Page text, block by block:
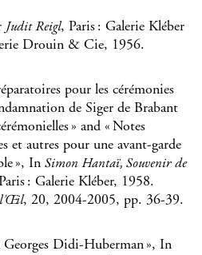
Judit Reigl, Paris : Galerie Kléber
Drouin & Cie, 1956.
pour les cérémonies
de Siger de Brabant
» and « Notes
et autres pour une avant-garde
», In Simon Hantaï, Souvenir de
: Galerie Kléber, 1958.
il, 20, 2004-2005, pp. 36-39.
Didi-Huberman », In